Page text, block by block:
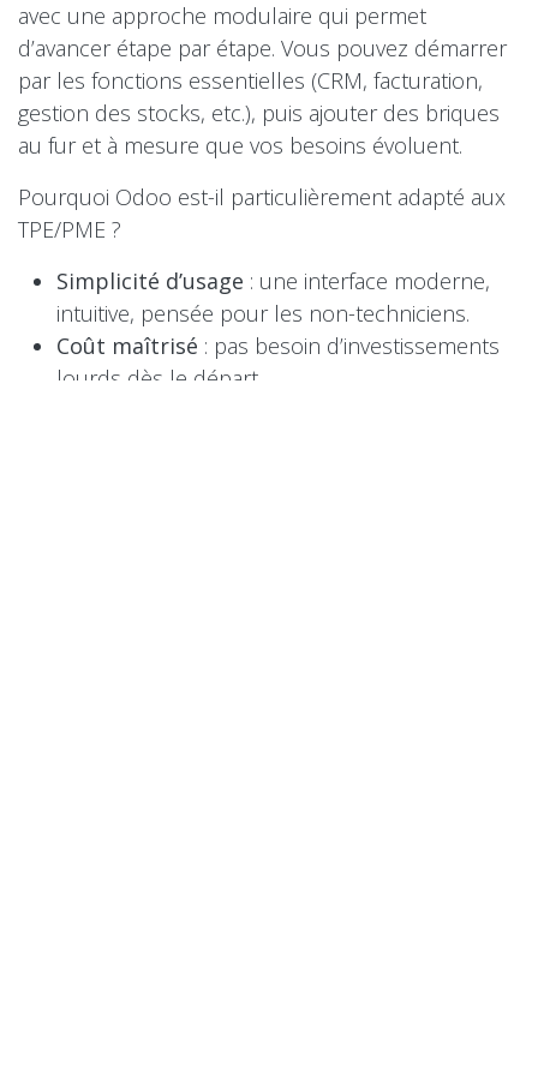
avec une approche modulaire qui permet
d’avancer étape par étape. Vous pouvez démarrer
par les fonctions essentielles (CRM, facturation,
gestion des stocks, etc.), puis ajouter des briques
au fur et à mesure que vos besoins évoluent.
Pourquoi Odoo est-il particulièrement adapté aux
TPE/PME ?
Simplicité d’usage : une interface moderne,
intuitive, pensée pour les non-techniciens.
Coût maîtrisé : pas besoin d’investissements
lourds dès le départ.